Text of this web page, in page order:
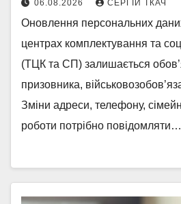
06.08.2026 СЕРГІЙ ТКАЧ
Оновлення персональних
центрах комплектування та
(ТЦК та СП) залишається
призовника,
Зміни адреси, телефону,
роботи потрібно повідомляти…